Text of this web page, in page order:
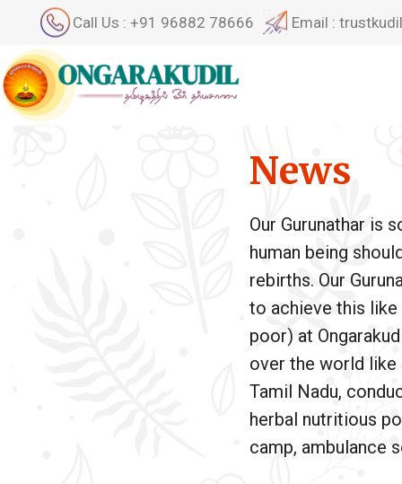
Call Us : +91 96882 78666 Email :
News
Our Gurunathar is
human being
rebirths. Our
to achieve this
poor) at
over the world
Tamil Nadu,
herbal nutritious
camp, ambulance